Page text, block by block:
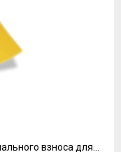
взноса для…